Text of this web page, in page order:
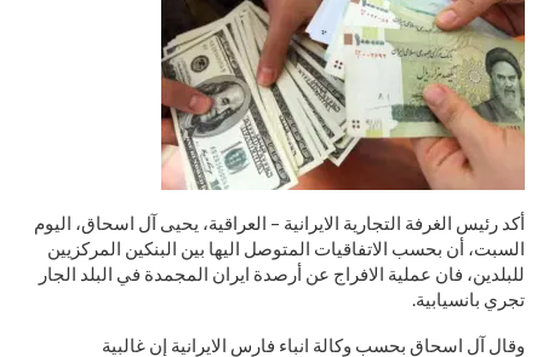
أكد رئيس الغرفة التجارية الايرانية – العراقية، يحيى آل اسحاق، اليوم
السبت، أن بحسب الاتفاقيات المتوصل اليها بين البنكين المركزيين
للبلدين، فان عملية الافراج عن أرصدة ايران المجمدة في البلد الجار
تجري بانسيابية.
وقال آل اسحاق بحسب وكالة انباء فارس الايرانية إن غالبية